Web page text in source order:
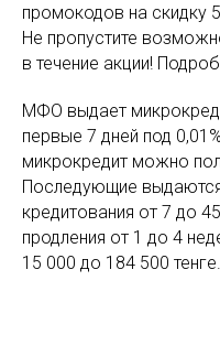
промокодов на скидку
Не пропустите
в течение акции!
МФО выдает
первые 7 дней под
микрокредит можно
Последующие
кредитования от 7 до
продления от 1 до 4
15 000 до 184 500 тенге.